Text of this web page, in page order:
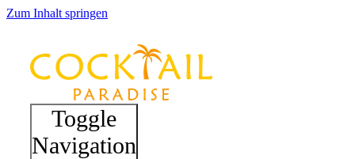
Zum Inhalt springen
Toggle
Navigation